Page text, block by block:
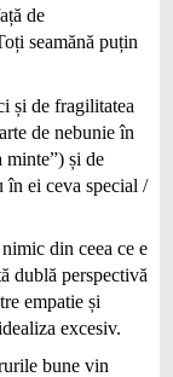
de
seamănă puțin
și de fragilitatea
de nebunie în
minte”) și de
în ei ceva special /
din ceea ce e
dublă perspectivă
empatie și
excesiv.
bune vin